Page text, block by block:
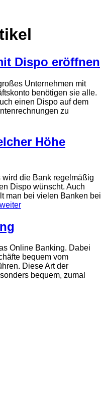
Dispo eröffnen
Unternehmen mit
benötigen sie alle.
einen Dispo auf dem
zu
Höhe
wird die Bank regelmäßig
Dispo wünscht. Auch
man bei vielen Banken bei
weiter
Online Banking. Dabei
bequem vom
Diese Art der
bequem, zumal